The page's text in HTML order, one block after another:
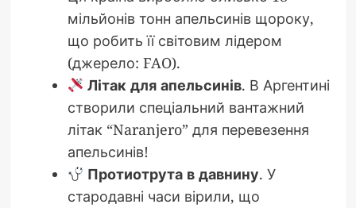
мільйонів тонн апельсинів щороку,
що робить її світовим лідером
(джерело: FAO).
Літак для апельсинів. В Аргентині
створили спеціальний вантажний
літак “Naranjero” для перевезення
апельсинів!
Протиотрута в давнину. У
стародавні часи вірили, що